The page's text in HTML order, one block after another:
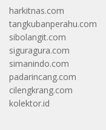
harkitnas.com
tangkubanperahu.com
sibolangit.com
siguragura.com
simanindo.com
padarincang.com
cilengkrang.com
kolektor.id